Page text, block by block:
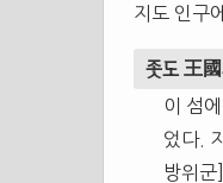
지도 인구
좃도 王
이 섬
었다.
방위군